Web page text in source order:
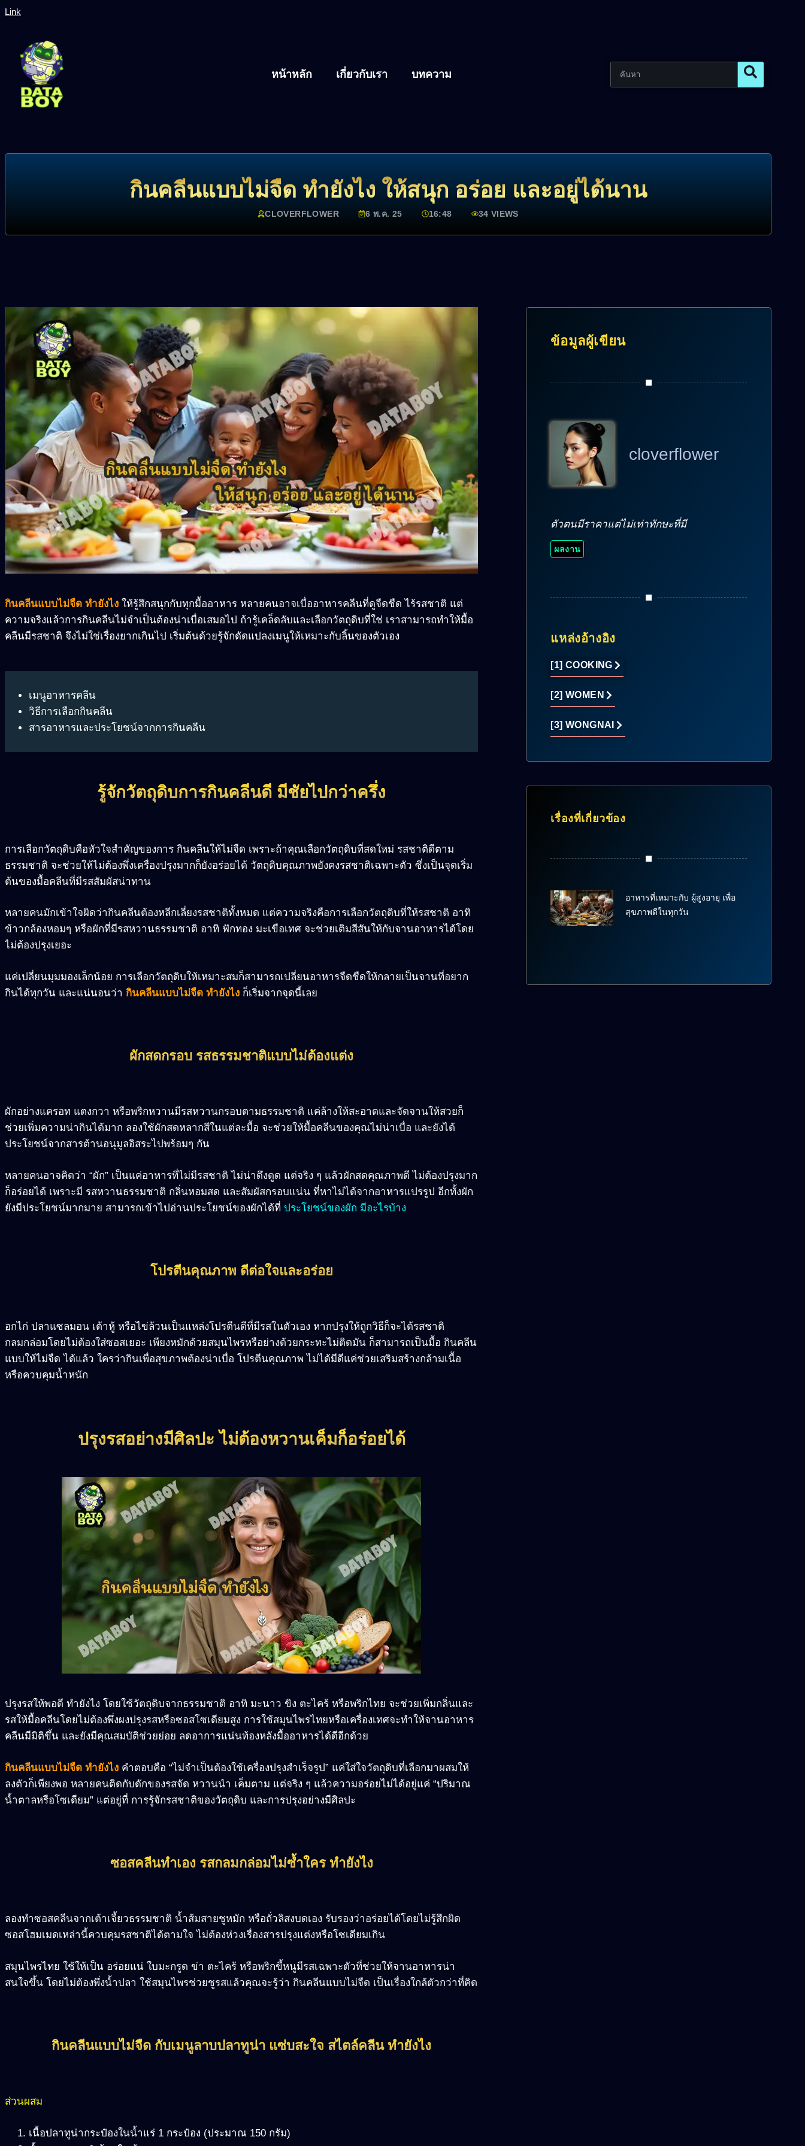
Link
หน้าหลัก เกี่ยวกับเรา บทความ
กินคลีนแบบไม่จืด ทำยังไง ให้สนุก อร่อย และอยู่ได้นาน
CLOVERFLOWER 6 พ.ค. 25 16:48 34 VIEWS
กินคลีนแบบไม่จืด ทำยังไง ให้รู้สึกสนุกกับทุกมื้ออาหาร หลายคนอาจเบื่ออาหารคลีนที่ดูจืดชืด ไร้รสชาติ แต่
ความจริงแล้วการกินคลีนไม่จำเป็นต้องน่าเบื่อเสมอไป ถ้ารู้เคล็ดลับและเลือกวัตถุดิบที่ใช่ เราสามารถทำให้มื้อ
คลีนมีรสชาติ จึงไม่ใช่เรื่องยากเกินไป เริ่มต้นด้วยรู้จักดัดแปลงเมนูให้เหมาะกับลิ้นของตัวเอง
เมนูอาหารคลีน
วิธีการเลือกกินคลีน
สารอาหารและประโยชน์จากการกินคลีน
รู้จักวัตถุดิบการกินคลีนดี มีชัยไปกว่าครึ่ง
การเลือกวัตถุดิบคือหัวใจสำคัญของการ กินคลีนให้ไม่จืด เพราะถ้าคุณเลือกวัตถุดิบที่สดใหม่ รสชาติดีตาม
ธรรมชาติ จะช่วยให้ไม่ต้องพึ่งเครื่องปรุงมากก็ยังอร่อยได้ วัตถุดิบคุณภาพยังคงรสชาติเฉพาะตัว ซึ่งเป็นจุดเริ่ม
ต้นของมื้อคลีนที่มีรสสัมผัสน่าทาน
หลายคนมักเข้าใจผิดว่ากินคลีนต้องหลีกเลี่ยงรสชาติทั้งหมด แต่ความจริงคือการเลือกวัตถุดิบที่ให้รสชาติ อาทิ
ข้าวกล้องหอมๆ หรือผักที่มีรสหวานธรรมชาติ อาทิ ฟักทอง มะเขือเทศ จะช่วยเติมสีสันให้กับจานอาหารได้โดย
ไม่ต้องปรุงเยอะ
แค่เปลี่ยนมุมมองเล็กน้อย การเลือกวัตถุดิบให้เหมาะสมก็สามารถเปลี่ยนอาหารจืดชืดให้กลายเป็นจานที่อยาก
กินได้ทุกวัน และแน่นอนว่า กินคลีนแบบไม่จืด ทำยังไง ก็เริ่มจากจุดนี้เลย
ผักสดกรอบ รสธรรมชาติแบบไม่ต้องแต่ง
ผักอย่างแครอท แตงกวา หรือพริกหวานมีรสหวานกรอบตามธรรมชาติ แค่ล้างให้สะอาดและจัดจานให้สวยก็
ช่วยเพิ่มความน่ากินได้มาก ลองใช้ผักสดหลากสีในแต่ละมื้อ จะช่วยให้มื้อคลีนของคุณไม่น่าเบื่อ และยังได้
ประโยชน์จากสารต้านอนุมูลอิสระไปพร้อมๆ กัน
หลายคนอาจคิดว่า “ผัก” เป็นแค่อาหารที่ไม่มีรสชาติ ไม่น่าดึงดูด แต่จริง ๆ แล้วผักสดคุณภาพดี ไม่ต้องปรุงมาก
ก็อร่อยได้ เพราะมี รสหวานธรรมชาติ กลิ่นหอมสด และสัมผัสกรอบแน่น ที่หาไม่ได้จากอาหารแปรรูป อีกทั้งผัก
ยังมีประโยชน์มากมาย สามารถเข้าไปอ่านประโยชน์ของผักได้ที่ ประโยชน์ของผัก มีอะไรบ้าง
โปรตีนคุณภาพ ดีต่อใจและอร่อย
อกไก่ ปลาแซลมอน เต้าหู้ หรือไข่ล้วนเป็นแหล่งโปรตีนดีที่มีรสในตัวเอง หากปรุงให้ถูกวิธีก็จะได้รสชาติ
กลมกล่อมโดยไม่ต้องใส่ซอสเยอะ เพียงหมักด้วยสมุนไพรหรือย่างด้วยกระทะไม่ติดมัน ก็สามารถเป็นมื้อ กินคลีน
แบบให้ไม่จืด ได้แล้ว ใครว่ากินเพื่อสุขภาพต้องน่าเบื่อ โปรตีนคุณภาพ ไม่ได้มีดีแค่ช่วยเสริมสร้างกล้ามเนื้อ
หรือควบคุมน้ำหนัก
ปรุงรสอย่างมีศิลปะ ไม่ต้องหวานเค็มก็อร่อยได้
ปรุงรสให้พอดี ทำยังไง โดยใช้วัตถุดิบจากธรรมชาติ อาทิ มะนาว ขิง ตะไคร้ หรือพริกไทย จะช่วยเพิ่มกลิ่นและ
รสให้มื้อคลีนโดยไม่ต้องพึ่งผงปรุงรสหรือซอสโซเดียมสูง การใช้สมุนไพรไทยหรือเครื่องเทศจะทำให้จานอาหาร
คลีนมีมิติขึ้น และยังมีคุณสมบัติช่วยย่อย ลดอาการแน่นท้องหลังมื้ออาหารได้ดีอีกด้วย
กินคลีนแบบไม่จืด ทำยังไง คำตอบคือ “ไม่จำเป็นต้องใช้เครื่องปรุงสำเร็จรูป” แค่ใส่ใจวัตถุดิบที่เลือกมาผสมให้
ลงตัวก็เพียงพอ หลายคนติดกับดักของรสจัด หวานนำ เค็มตาม แต่จริง ๆ แล้วความอร่อยไม่ได้อยู่แค่ “ปริมาณ
น้ำตาลหรือโซเดียม” แต่อยู่ที่ การรู้จักรสชาติของวัตถุดิบ และการปรุงอย่างมีศิลปะ
ซอสคลีนทำเอง รสกลมกล่อมไม่ซ้ำใคร ทำยังไง
ลองทำซอสคลีนจากเต้าเจี้ยวธรรมชาติ น้ำส้มสายชูหมัก หรือถั่วลิสงบดเอง รับรองว่าอร่อยได้โดยไม่รู้สึกผิด
ซอสโฮมเมดเหล่านี้ควบคุมรสชาติได้ตามใจ ไม่ต้องห่วงเรื่องสารปรุงแต่งหรือโซเดียมเกิน
สมุนไพรไทย ใช้ให้เป็น อร่อยแน่ ใบมะกรูด ข่า ตะไคร้ หรือพริกขี้หนูมีรสเฉพาะตัวที่ช่วยให้จานอาหารน่า
สนใจขึ้น โดยไม่ต้องพึ่งน้ำปลา ใช้สมุนไพรช่วยชูรสแล้วคุณจะรู้ว่า กินคลีนแบบไม่จืด เป็นเรื่องใกล้ตัวกว่าที่คิด
กินคลีนแบบไม่จืด กับเมนูลาบปลาทูน่า แซ่บสะใจ สไตล์คลีน ทำยังไง
ส่วนผสม
เนื้อปลาทูน่ากระป๋องในน้ำแร่ 1 กระป๋อง (ประมาณ 150 กรัม)
ข้อมูลผู้เขียน
cloverflower
ตัวตนมีราคาแต่ไม่เท่าทักษะที่มี
ผลงาน
แหล่งอ้างอิง
[1] COOKING
[2] WOMEN
[3] WONGNAI
เรื่องที่เกี่ยวข้อง
อาหารที่เหมาะกับ ผู้สูงอายุ เพื่อ
สุขภาพดีในทุกวัน